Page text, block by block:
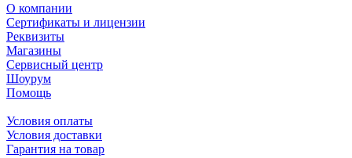
О компании
Сертификаты и лицензии
Реквизиты
Магазины
Сервисный центр
Шоурум
Помощь
Условия оплаты
Условия доставки
Гарантия на товар